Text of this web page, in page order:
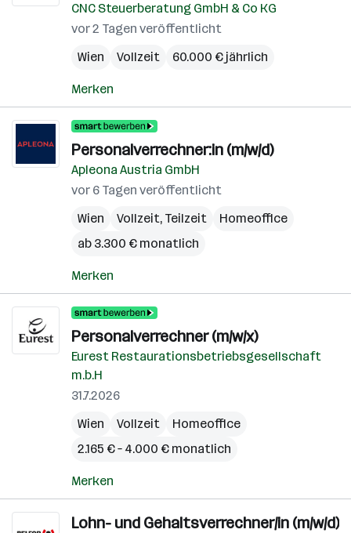
CNC Steuerberatung GmbH & Co KG
vor 2 Tagen veröffentlicht
Wien
Vollzeit 60.000 € jährlich
Merken
Personalverrechner:in (m/w/d)
Apleona Austria GmbH
vor 6 Tagen veröffentlicht
Wien
Vollzeit, Teilzeit
Homeoffice
ab 3.300 € monatlich
Merken
Personalverrechner (m/w/x)
Eurest Restaurationsbetriebsgesellschaft
m.b.H
31.7.2026
Wien
Vollzeit
Homeoffice
2.165 € – 4.000 € monatlich
Merken
Lohn- und Gehaltsverrechner/in (m/w/d)